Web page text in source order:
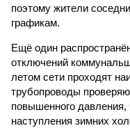
поэтому жители
графикам.
Ещё один
отключений
летом сети проходят
трубопроводы
повышенного
наступления зимних